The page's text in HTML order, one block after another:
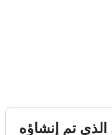
تم إنشاؤه